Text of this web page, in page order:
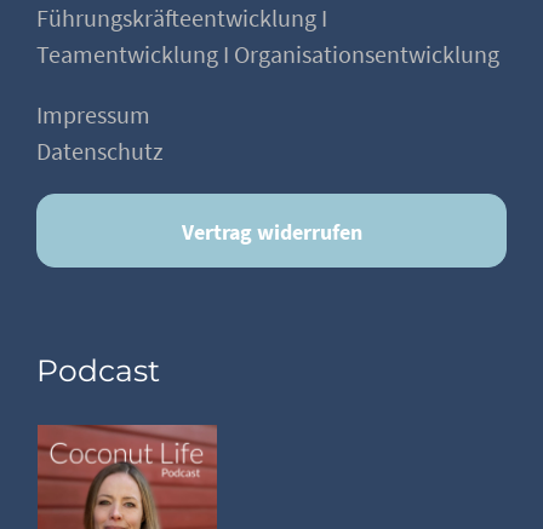
Führungskräfteentwicklung I
Teamentwicklung I Organisationsentwicklung
Impressum
Datenschutz
Vertrag widerrufen
Podcast